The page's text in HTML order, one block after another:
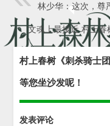
林少华：这次，尊
文魂上最接近 村上
村上春树《刺杀骑士
等您坐沙发呢！
发表评论